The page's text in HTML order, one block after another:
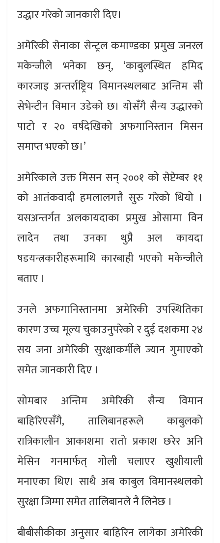
उद्धार गरेको जानकारी दिए।
अमेरिकी सेनाका सेन्ट्रल कमाण्डका प्रमुख जनरल
मकेन्जीले भनेका छन्, ‘काबुलस्थित हमिद
कारजाइ अन्तर्राष्ट्रिय विमानस्थलबाट अन्तिम सी
सेभेन्टीन विमान उडेको छ। योसँगै सैन्य उद्धारको
पाटो र २० वर्षदेखिको अफगानिस्तान मिसन
समाप्त भएको छ।’
अमेरिकाले उक्त मिसन सन् २००१ को सेप्टेम्बर ११
को आतंकवादी हमलालगत्तै सुरु गरेको थियो ।
यसअन्तर्गत अलकायदाका प्रमुख ओसामा विन
लादेन तथा उनका थुप्रै अल कायदा
षडयन्त्रकारीहरूमाथि कारबाही भएको मकेन्जीले
बताए ।
उनले अफगानिस्तानमा अमेरिकी उपस्थितिका
कारण उच्च मूल्य चुकाउनुपरेको र दुई दशकमा २४
सय जना अमेरिकी सुरक्षाकर्मीले ज्यान गुमाएको
समेत जानकारी दिए ।
सोमबार अन्तिम अमेरिकी सैन्य विमान
बाहिरिएसँगै, तालिबानहरूले काबुलको
रात्रिकालीन आकाशमा रातो प्रकाश छरेर अनि
मेसिन गनमार्फत् गोली चलाएर खुशीयाली
मनाएका थिए। साथै अब काबुल विमानस्थलको
सुरक्षा जिम्मा समेत तालिबानले नै लिनेछ ।
बीबीसीकीका अनुसार बाहिरिन लागेका अमेरिकी